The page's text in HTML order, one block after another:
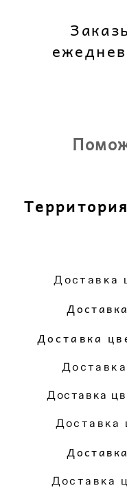
Доставка
Доставка
Доставка
Доставка
Доставка